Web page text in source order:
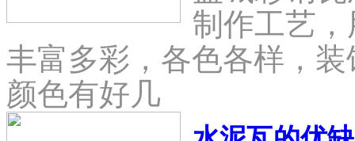
制作工艺
丰富多彩，各色各样，
颜色有好几